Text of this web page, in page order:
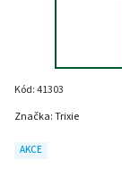
Kód:41303
AKCE
Značka:Trixie